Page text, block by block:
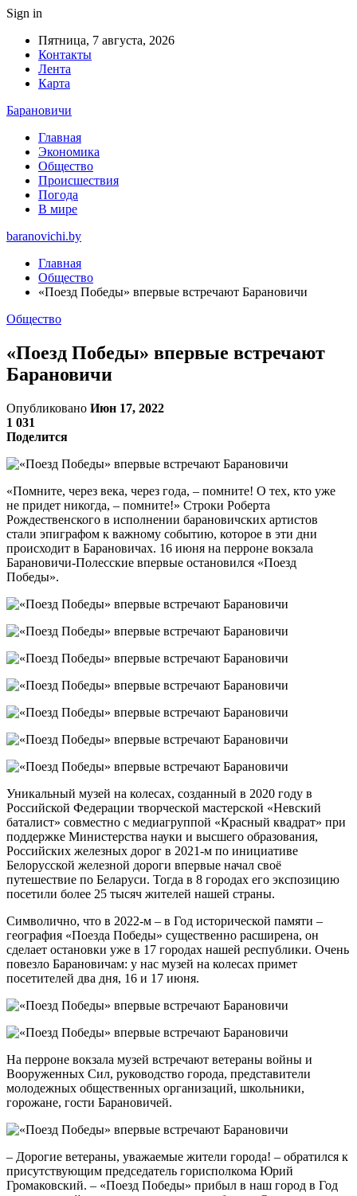
Sign in
Пятница, 7 августа, 2026
Контакты
Лента
Карта
Барановичи
Главная
Экономика
Общество
Происшествия
Погода
В мире
baranovichi.by
Главная
Общество
«Поезд Победы» впервые встречают Барановичи
Общество
«Поезд Победы» впервые встречают
Барановичи
Опубликовано Июн 17, 2022
1 031
Поделится
«Помните, через века, через года, – помните! О тех, кто уже
не придет никогда, – помните!» Строки Роберта
Рождественского в исполнении барановичских артистов
стали эпиграфом к важному событию, которое в эти дни
происходит в Барановичах. 16 июня на перроне вокзала
Барановичи-Полесские впервые остановился «Поезд
Победы».
Уникальный музей на колесах, созданный в 2020 году в
Российской Федерации творческой мастерской «Невский
баталист» совместно с медиагруппой «Красный квадрат» при
поддержке Министерства науки и высшего образования,
Российских железных дорог в 2021-м по инициативе
Белорусской железной дороги впервые начал своё
путешествие по Беларуси. Тогда в 8 городах его экспозицию
посетили более 25 тысяч жителей нашей страны.
Символично, что в 2022-м – в Год исторической памяти –
география «Поезда Победы» существенно расширена, он
сделает остановки уже в 17 городах нашей республики. Очень
повезло Барановичам: у нас музей на колесах примет
посетителей два дня, 16 и 17 июня.
На перроне вокзала музей встречают ветераны войны и
Вооруженных Сил, руководство города, представители
молодежных общественных организаций, школьники,
горожане, гости Барановичей.
– Дорогие ветераны, уважаемые жители города! – обратился к
присутствующим председатель горисполкома Юрий
Громаковский. – «Поезд Победы» прибыл в наш город в Год